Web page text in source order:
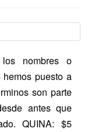
nombres o
puesto a
son parte
antes que
QUINA: $5